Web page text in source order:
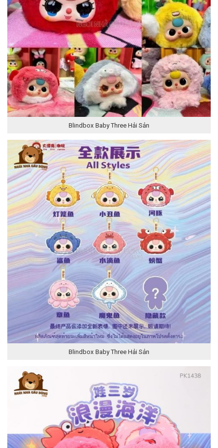
Blindbox Baby Three Hải Sản
Blindbox Baby Three Hải Sản